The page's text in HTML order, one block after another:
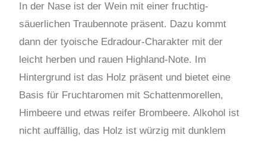
In der Nase ist der Wein mit einer fruchtig-
säuerlichen Traubennote präsent. Dazu kommt
dann der tyoische Edradour-Charakter mit der
leicht herben und rauen Highland-Note. Im
Hintergrund ist das Holz präsent und bietet eine
Basis für Fruchtaromen mit Schattenmorellen,
Himbeere und etwas reifer Brombeere. Alkohol ist
nicht auffällig, das Holz ist würzig mit dunklem